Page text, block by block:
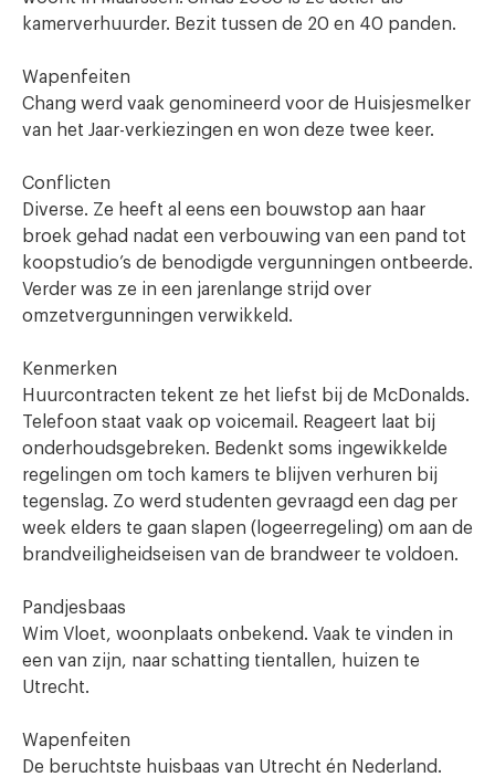
kamerverhuurder. Bezit tussen de 20 en 40 panden.
Wapenfeiten
Chang werd vaak genomineerd voor de Huisjesmelker
van het Jaar-verkiezingen en won deze twee keer.
Conflicten
Diverse. Ze heeft al eens een bouwstop aan haar
broek gehad nadat een verbouwing van een pand tot
koopstudio’s de benodigde vergunningen ontbeerde.
Verder was ze in een jarenlange strijd over
omzetvergunningen verwikkeld.
Kenmerken
Huurcontracten tekent ze het liefst bij de McDonalds.
Telefoon staat vaak op voicemail. Reageert laat bij
onderhoudsgebreken. Bedenkt soms ingewikkelde
regelingen om toch kamers te blijven verhuren bij
tegenslag. Zo werd studenten gevraagd een dag per
week elders te gaan slapen (logeerregeling) om aan de
brandveiligheidseisen van de brandweer te voldoen.
Pandjesbaas
Wim Vloet, woonplaats onbekend. Vaak te vinden in
een van zijn, naar schatting tientallen, huizen te
Utrecht.
Wapenfeiten
De beruchtste huisbaas van Utrecht én Nederland.